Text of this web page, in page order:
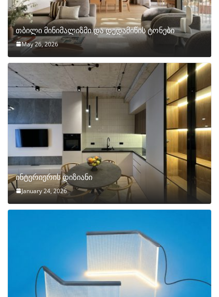
თბილი მინიმალიზმი და დედამიწის ტონები
May 26, 2026
ინტერიერის დიზიანი
January 24, 2026